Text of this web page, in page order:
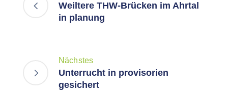
Weiltere THW-Brücken im Ahrtal
in planung
Nächstes
Unterrucht in provisorien
gesichert